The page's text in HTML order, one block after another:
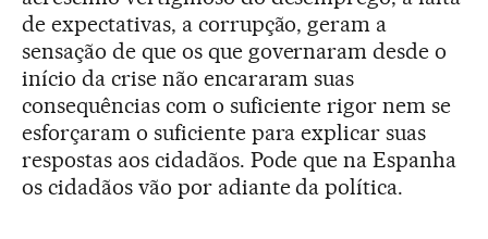
de expectativas, a corrupção, geram a
sensação de que os que governaram desde o
início da crise não encararam suas
consequências com o suficiente rigor nem se
esforçaram o suficiente para explicar suas
respostas aos cidadãos. Pode que na Espanha
os cidadãos vão por adiante da política.